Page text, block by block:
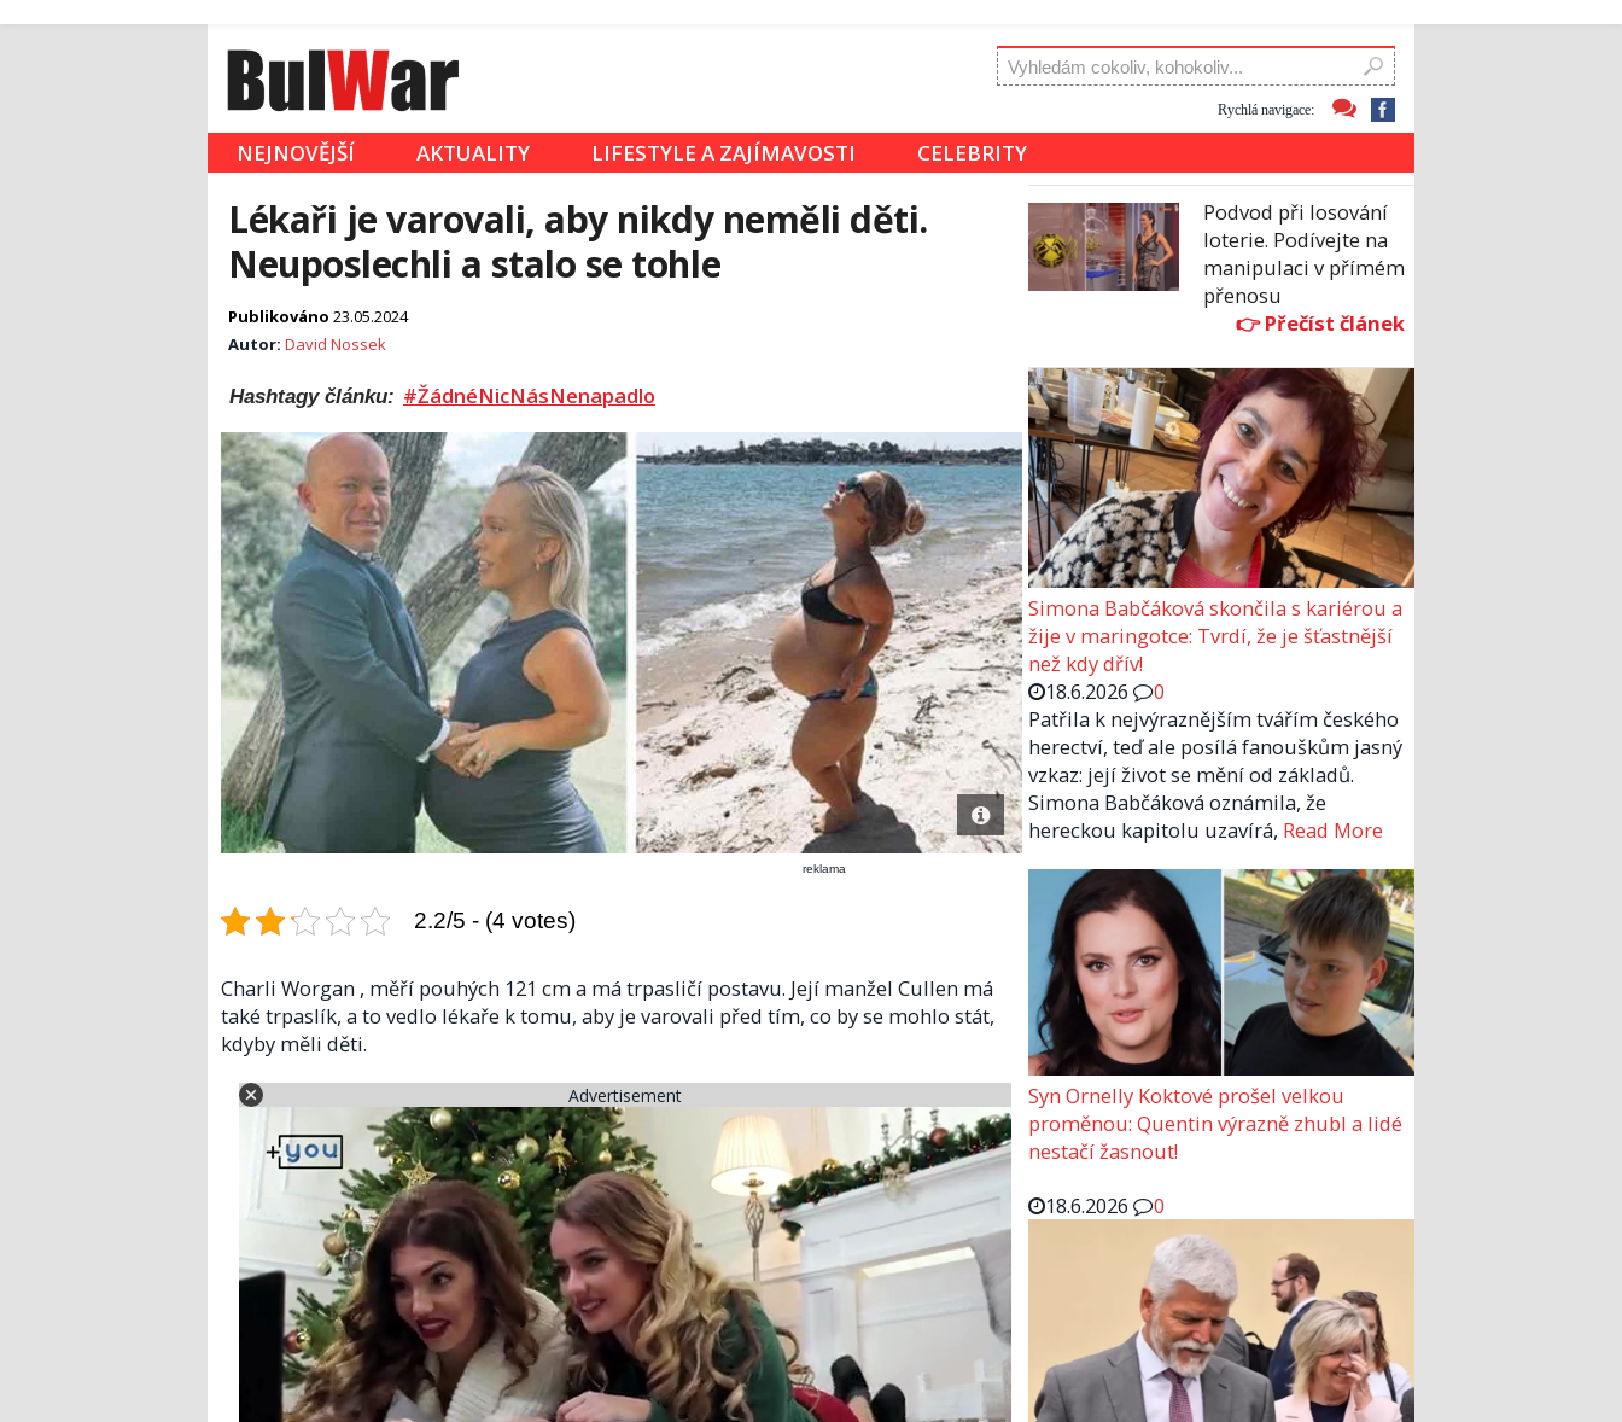
Rychlá navigace:
NEJNOVĚJŠÍ AKTUALITY LIFESTYLE A ZAJÍMAVOSTI CELEBRITY
Lékaři je varovali, aby nikdy neměli děti.
Neuposlechli a stalo se tohle
Publikováno 23.05.2024
Autor: David Nossek
Hashtagy článku: #ŽádnéNicNásNenapadlo
reklama
2.2/5 - (4 votes)
Charli Worgan , měří pouhých 121 cm a má trpasličí postavu. Její manžel Cullen má
také trpaslík, a to vedlo lékaře k tomu, aby je varovali před tím, co by se mohlo stát,
kdyby měli děti.
Advertisement
Podvod při losování
loterie. Podívejte na
manipulaci v přímém
přenosu
Simona Babčáková skončila s kariérou a
žije v maringotce: Tvrdí, že je šťastnější
než kdy dřív!
18.6.2026
0
Patřila k nejvýraznějším tvářím českého
herectví, teď ale posílá fanouškům jasný
vzkaz: její život se mění od základů.
Simona Babčáková oznámila, že
hereckou kapitolu uzavírá, Read More
Syn Ornelly Koktové prošel velkou
proměnou: Quentin výrazně zhubl a lidé
nestačí žasnout!
18.6.2026
0